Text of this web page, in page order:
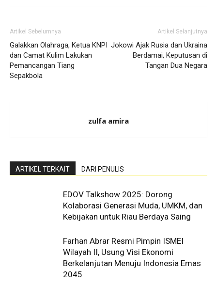
Artikel Sebelumnya
Galakkan Olahraga, Ketua KNPI
dan Camat Kulim Lakukan
Pemancangan Tiang
Sepakbola
Artikel Selanjutnya
Jokowi Ajak Rusia dan Ukraina
Berdamai, Keputusan di
Tangan Dua Negara
zulfa amira
ARTIKEL TERKAIT DARI PENULIS
EDOV Talkshow 2025: Dorong
Kolaborasi Generasi Muda, UMKM, dan
Kebijakan untuk Riau Berdaya Saing
Farhan Abrar Resmi Pimpin ISMEI
Wilayah II, Usung Visi Ekonomi
Berkelanjutan Menuju Indonesia Emas
2045